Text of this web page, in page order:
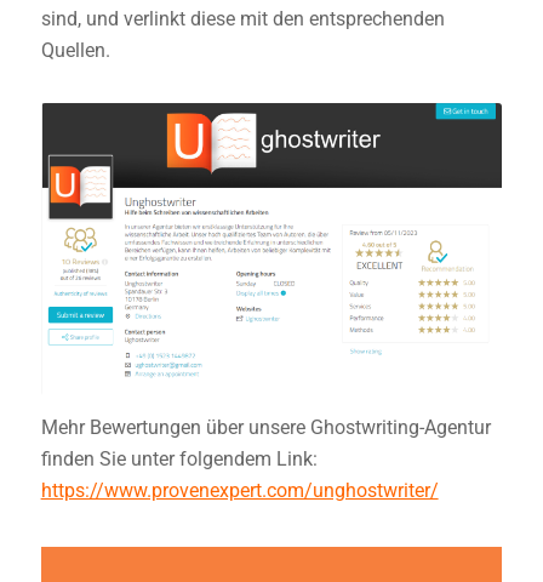
sind, und verlinkt diese mit den entsprechenden
Quellen.
Mehr Bewertungen über unsere Ghostwriting-Agentur
finden Sie unter folgendem Link:
https://www.provenexpert.com/unghostwriter/